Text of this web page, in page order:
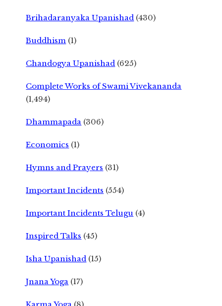
Brihadaranyaka Upanishad (430)
Buddhism (1)
Chandogya Upanishad (625)
Complete Works of Swami Vivekananda
(1,494)
Dhammapada (306)
Economics (1)
Hymns and Prayers (31)
Important Incidents (554)
Important Incidents Telugu (4)
Inspired Talks (45)
Isha Upanishad (15)
Jnana Yoga (17)
Karma Yoga (8)